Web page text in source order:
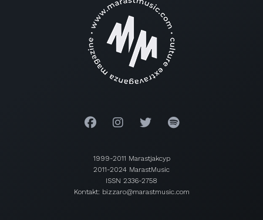
1999-2011 Marastjakcyp
2011-2024 MarastMusic
ISSN 2336-2758
Kontakt: bizzaro@marastmusic.com